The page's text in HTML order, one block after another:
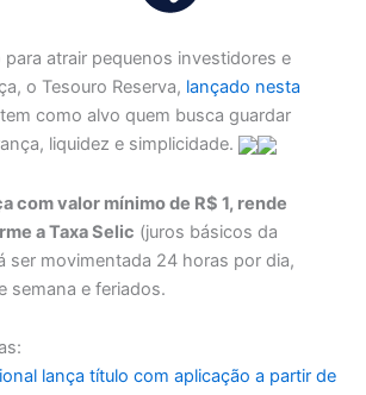
atrair pequenos investidores e
o Tesouro Reserva, lançado nesta
como alvo quem busca guardar
liquidez e simplicidade.
com valor mínimo de R$ 1, rende
a Taxa Selic (juros básicos da
ser movimentada 24 horas por dia,
semana e feriados.
lança título com aplicação a partir de